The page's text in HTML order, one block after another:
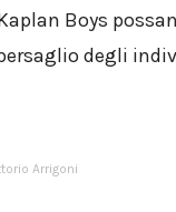
Boys
degli
Arrigoni